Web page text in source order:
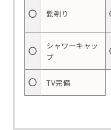
○ 髭剃り
○
シャワーキャッ
プ
○ TV完備